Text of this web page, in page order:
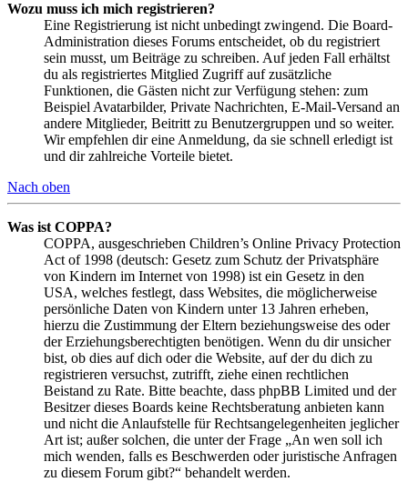
Wozu muss ich mich registrieren?
Eine Registrierung ist nicht unbedingt zwingend. Die Board-
Administration dieses Forums entscheidet, ob du registriert
sein musst, um Beiträge zu schreiben. Auf jeden Fall erhältst
du als registriertes Mitglied Zugriff auf zusätzliche
Funktionen, die Gästen nicht zur Verfügung stehen: zum
Beispiel Avatarbilder, Private Nachrichten, E-Mail-Versand an
andere Mitglieder, Beitritt zu Benutzergruppen und so weiter.
Wir empfehlen dir eine Anmeldung, da sie schnell erledigt ist
und dir zahlreiche Vorteile bietet.
Nach oben
Was ist COPPA?
COPPA, ausgeschrieben Children’s Online Privacy Protection
Act of 1998 (deutsch: Gesetz zum Schutz der Privatsphäre
von Kindern im Internet von 1998) ist ein Gesetz in den
USA, welches festlegt, dass Websites, die möglicherweise
persönliche Daten von Kindern unter 13 Jahren erheben,
hierzu die Zustimmung der Eltern beziehungsweise des oder
der Erziehungsberechtigten benötigen. Wenn du dir unsicher
bist, ob dies auf dich oder die Website, auf der du dich zu
registrieren versuchst, zutrifft, ziehe einen rechtlichen
Beistand zu Rate. Bitte beachte, dass phpBB Limited und der
Besitzer dieses Boards keine Rechtsberatung anbieten kann
und nicht die Anlaufstelle für Rechtsangelegenheiten jeglicher
Art ist; außer solchen, die unter der Frage „An wen soll ich
mich wenden, falls es Beschwerden oder juristische Anfragen
zu diesem Forum gibt?“ behandelt werden.